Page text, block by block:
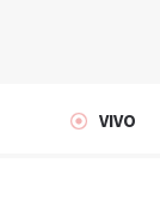
VIVO